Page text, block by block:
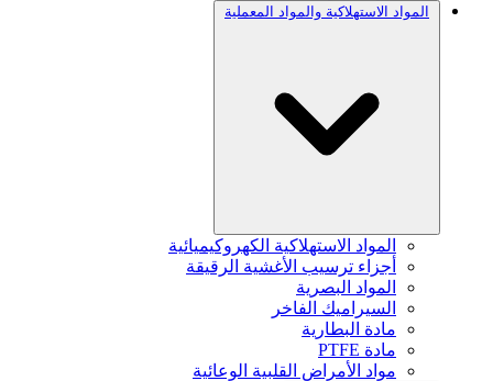
المواد الاستهلاكية والمواد المعملية
المواد الاستهلاكية الكهروكيميائية
أجزاء ترسيب الأغشية الرقيقة
المواد البصرية
السيراميك الفاخر
مادة البطارية
مادة PTFE
مواد الأمراض القلبية الوعائية